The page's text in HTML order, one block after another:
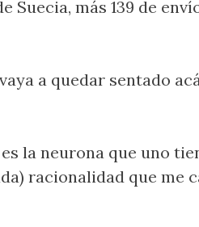
Suecia, más 139 de
a quedar sentado
la neurona que uno
racionalidad que me